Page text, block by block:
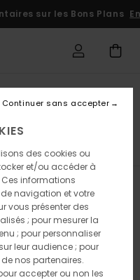
sur les Bons Plans
Vestes
Resultats
des cookies ou
et/ou accéder à
informations
navigation et votre
vous présenter des
; pour mesurer la
; pour personnaliser
leur audience ; pour
nos partenaires.
accepter ou non les
Continuer sans accepter